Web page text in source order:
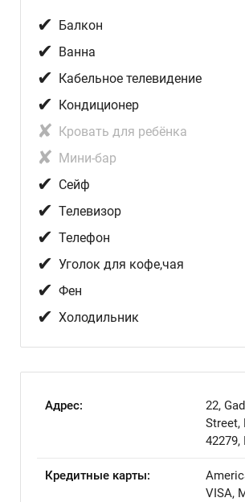
✔ Балкон
✔ Ванна
✔ Кабельное телевидение
✔ Кондиционер
✘ Кровать для ребёнка
✘ Мини-бар
✔ Сейф
✔ Телевизор
✔ Телефон
✔ Уголок для кофе,чая
✔ Фен
✔ Холодильник
Адрес:
22,
Street,
Кредитные карты:
VISA,